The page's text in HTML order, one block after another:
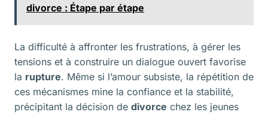
divorce : Étape par étape
La difficulté à affronter les frustrations, à gérer les
tensions et à construire un dialogue ouvert favorise
la rupture. Même si l’amour subsiste, la répétition de
ces mécanismes mine la confiance et la stabilité,
précipitant la décision de divorce chez les jeunes